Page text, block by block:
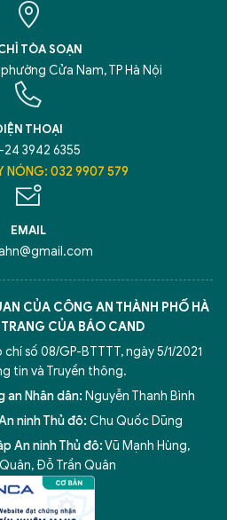
TÒA SOẠN
Cửa Nam, TP Hà Nội
THOẠI
24 3942 6355
NÓNG: 032 9907 579
EMAIL
CỦA CÔNG AN THÀNH PHỐ HÀ
CỦA BÁO CAND
số 08/GP-BTTTT, ngày 5/1/2021
tin và Truyền thông.
an Nhân dân: Nguyễn Thanh Bình
ninh Thủ đô: Chu Quốc Dũng
An ninh Thủ đô:Vũ Mạnh Hùng,
, Đỗ Trần Quân
giải pháp xử lý điểm nghẽn của